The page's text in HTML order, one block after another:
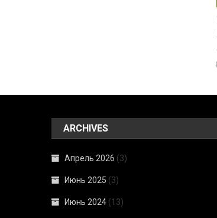
ARCHIVES
Апрель 2026 (3)
Июнь 2025 (3)
Июнь 2024 (13)